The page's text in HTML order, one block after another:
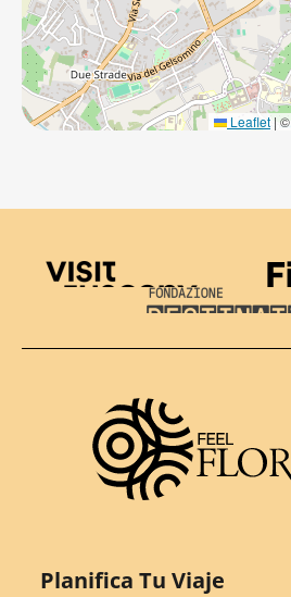
Leaflet |©
Visit Tuscany
Destination
Planifica Tu Viaje